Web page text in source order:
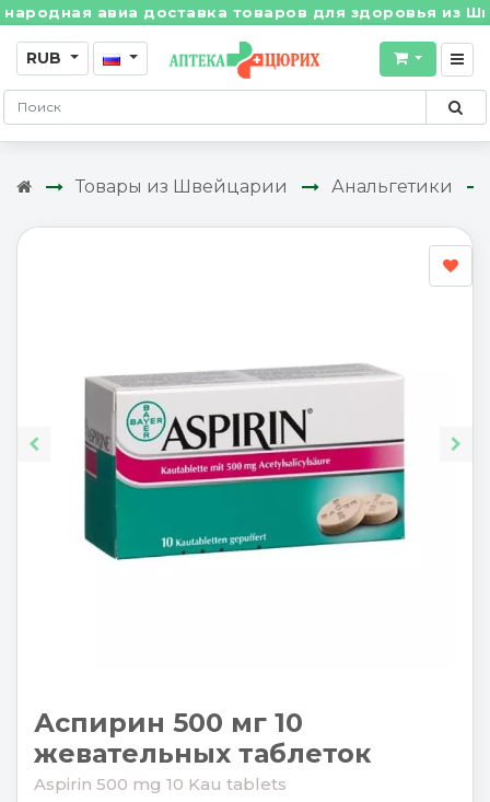
авиа доставка товаров для здоровья из
RUB
Товары из Швейцарии Анальгетики
Аспирин 500 мг 10
жевательных таблеток
Aspirin 500 mg 10 Kau tablets